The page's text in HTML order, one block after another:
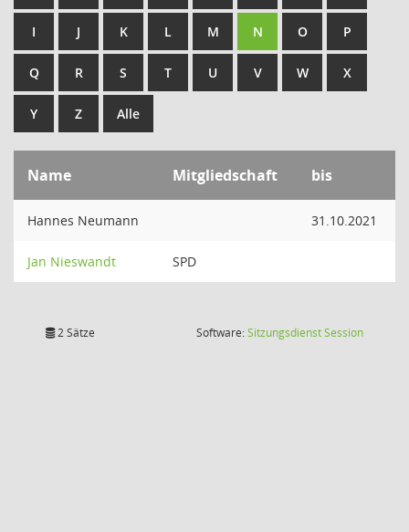
I J K L M N O P
Q R S T U V W X
Y Z Alle
Name Mitgliedschaft bis
Hannes Neumann 31.10.2021
Jan Nieswandt SPD
2 Sätze Software:SitzungsdienstSession(Wird in